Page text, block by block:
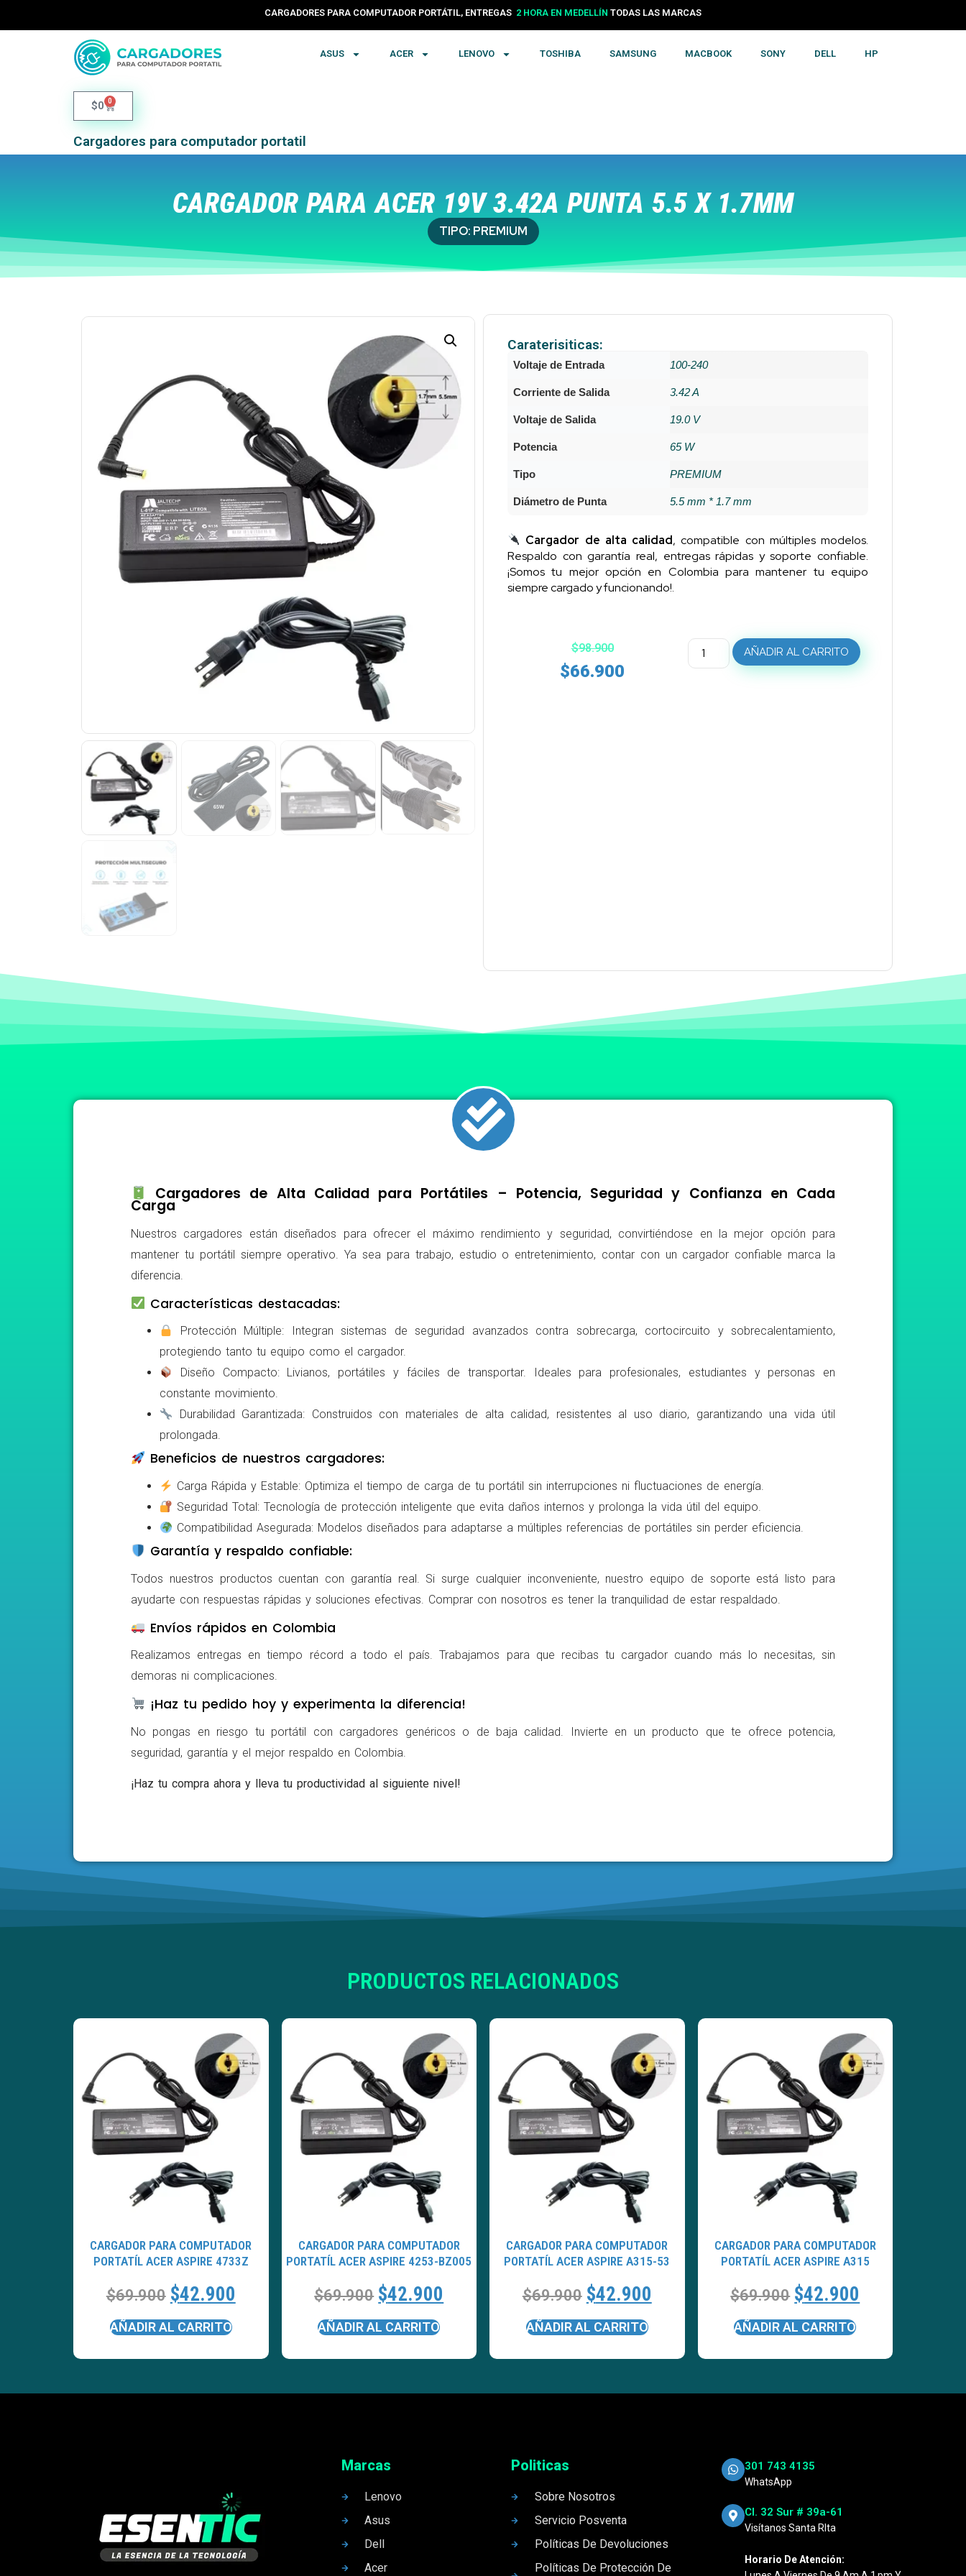
CARGADORES PARA COMPUTADOR PORTÁTIL, ENTREGAS 2 HORA EN MEDELLÍN
24 HORAS EN COLOMBIATODAS LAS MARCAS
ASUS ACER LENOVO TOSHIBA SAMSUNG MACBOOK SONY DELL HP
$0 0
Cargadores para computador portatil
CARGADOR PARA ACER 19V 3.42A PUNTA 5.5 X 1.7MM
TIPO: PREMIUM
Caraterisiticas:
Voltaje de Entrada 100-240
Corriente de Salida 3.42 A
Voltaje de Salida 19.0 V
Potencia 65 W
Tipo PREMIUM
Diámetro de Punta 5.5 mm * 1.7 mm
Cargador de alta calidad, compatible con múltiples modelos.
Respaldo con garantía real, entregas rápidas y soporte confiable.
¡Somos tu mejor opción en Colombia para mantener tu equipo
siempre cargado y funcionando!.
$98.900
$66.900
AÑADIR AL CARRITO
Cargadores de Alta Calidad para Portátiles – Potencia, Seguridad y Confianza en Cada
Carga
Nuestros cargadores están diseñados para ofrecer el máximo rendimiento y seguridad, convirtiéndose en la mejor opción para
mantener tu portátil siempre operativo. Ya sea para trabajo, estudio o entretenimiento, contar con un cargador confiable marca la
diferencia.
Características destacadas:
Protección Múltiple: Integran sistemas de seguridad avanzados contra sobrecarga, cortocircuito y sobrecalentamiento,
protegiendo tanto tu equipo como el cargador.
Diseño Compacto: Livianos, portátiles y fáciles de transportar. Ideales para profesionales, estudiantes y personas en
constante movimiento.
Durabilidad Garantizada: Construidos con materiales de alta calidad, resistentes al uso diario, garantizando una vida útil
prolongada.
Beneficios de nuestros cargadores:
Carga Rápida y Estable: Optimiza el tiempo de carga de tu portátil sin interrupciones ni fluctuaciones de energía.
Seguridad Total: Tecnología de protección inteligente que evita daños internos y prolonga la vida útil del equipo.
Compatibilidad Asegurada: Modelos diseñados para adaptarse a múltiples referencias de portátiles sin perder eficiencia.
Garantía y respaldo confiable:
Todos nuestros productos cuentan con garantía real. Si surge cualquier inconveniente, nuestro equipo de soporte está listo para
ayudarte con respuestas rápidas y soluciones efectivas. Comprar con nosotros es tener la tranquilidad de estar respaldado.
Envíos rápidos en Colombia
Realizamos entregas en tiempo récord a todo el país. Trabajamos para que recibas tu cargador cuando más lo necesitas, sin
demoras ni complicaciones.
¡Haz tu pedido hoy y experimenta la diferencia!
No pongas en riesgo tu portátil con cargadores genéricos o de baja calidad. Invierte en un producto que te ofrece potencia,
seguridad, garantía y el mejor respaldo en Colombia.
¡Haz tu compra ahora y lleva tu productividad al siguiente nivel!
PRODUCTOS RELACIONADOS
CARGADOR PARA COMPUTADOR
PORTATÍL ACER ASPIRE 4733Z
$69.900 $42.900
AÑADIR AL CARRITO
CARGADOR PARA COMPUTADOR
PORTATÍL ACER ASPIRE 4253-BZ005
$69.900 $42.900
AÑADIR AL CARRITO
CARGADOR PARA COMPUTADOR
PORTATÍL ACER ASPIRE A315-53
$69.900 $42.900
AÑADIR AL CARRITO
CARGADOR PARA COMPUTADOR
PORTATÍL ACER ASPIRE A315
$69.900 $42.900
AÑADIR AL CARRITO
Marcas
Lenovo
Asus
Dell
Acer
Politicas
Sobre Nosotros
Servicio Posventa
Políticas De Devoluciones
Políticas De Protección De
301 743 4135
WhatsApp
Cl. 32 Sur # 39a-61
Visítanos Santa RIta
Horario De Atención: